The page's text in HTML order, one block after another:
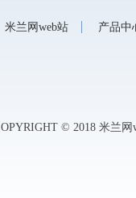
米兰网web站 产品
OPYRIGHT © 2018 米兰